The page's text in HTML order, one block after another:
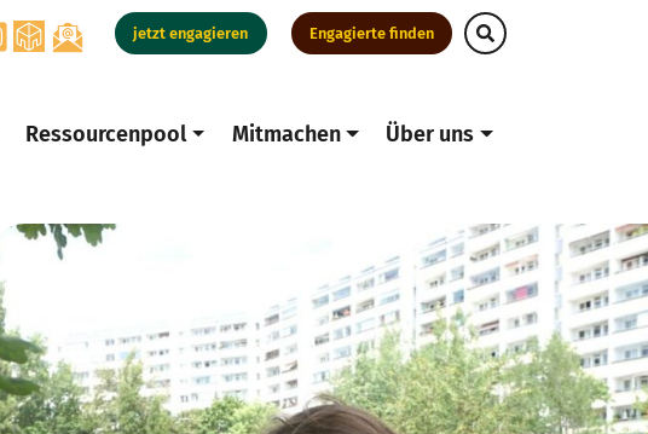
jetzt engagieren Engagierte finden
Ressourcenpool Mitmachen Über uns